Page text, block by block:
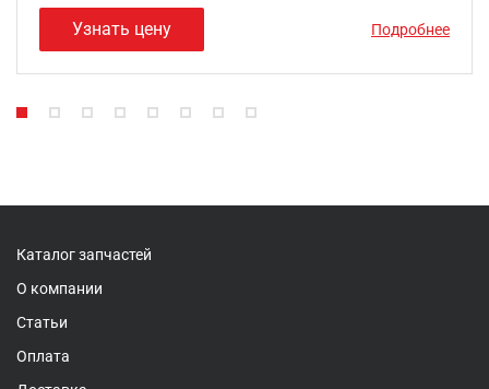
Узнать цену Подробнее
Каталог запчастей
О компании
Статьи
Оплата